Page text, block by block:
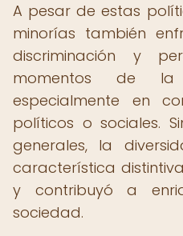
A pesar de estas
minorías también
discriminación y
momentos de la
especialmente en
políticos o sociales.
generales, la
característica
y contribuyó a
sociedad.